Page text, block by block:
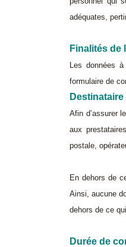
adéquates,
Finalités de
Les données
formulaire de
Afin d’assurer
aux
postale,
En dehors de
Ainsi, aucune
dehors de ce
Durée de